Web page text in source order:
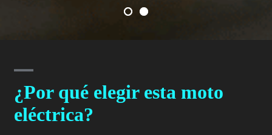
¿Por qué elegir esta moto
eléctrica?